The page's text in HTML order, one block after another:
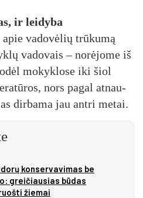
ir lei­dy­ba
va­do­vė­lių trū­ku­mą
va­do­vais – no­rė­jo­me iš
mo­kyk­lo­se iki šiol
nors pa­gal at­nau­
dir­ba­ma jau ant­ri me­tai.
konservavimas be
greičiausias būdas
žiemai